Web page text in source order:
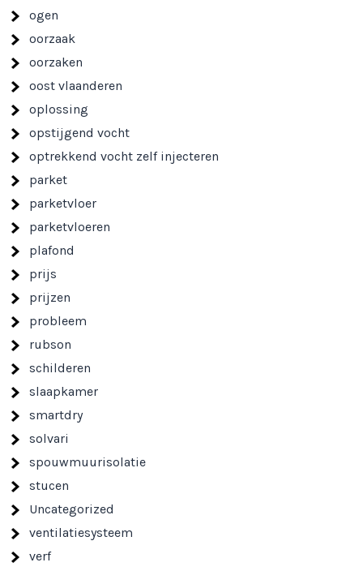
ogen
oorzaak
oorzaken
oost vlaanderen
oplossing
opstijgend vocht
optrekkend vocht zelf injecteren
parket
parketvloer
parketvloeren
plafond
prijs
prijzen
probleem
rubson
schilderen
slaapkamer
smartdry
solvari
spouwmuurisolatie
stucen
Uncategorized
ventilatiesysteem
verf